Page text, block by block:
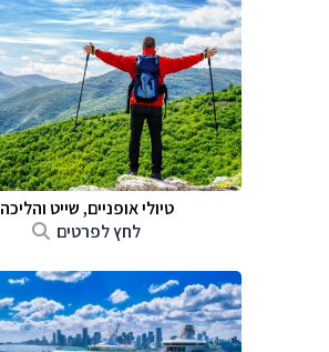
טיולי אופניים, שייט והליכה
לחץ לפרטים